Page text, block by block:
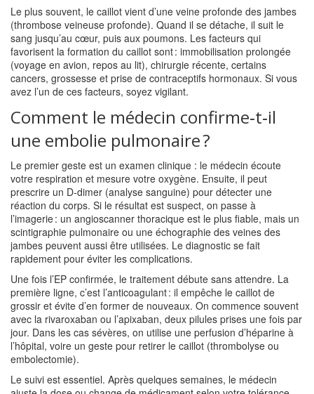
Le plus souvent, le caillot vient d’une veine profonde des jambes
(thrombose veineuse profonde). Quand il se détache, il suit le
sang jusqu’au cœur, puis aux poumons. Les facteurs qui
favorisent la formation du caillot sont : immobilisation prolongée
(voyage en avion, repos au lit), chirurgie récente, certains
cancers, grossesse et prise de contraceptifs hormonaux. Si vous
avez l’un de ces facteurs, soyez vigilant.
Comment le médecin confirme‑t‑il
une embolie pulmonaire ?
Le premier geste est un examen clinique : le médecin écoute
votre respiration et mesure votre oxygène. Ensuite, il peut
prescrire un D‑dimer (analyse sanguine) pour détecter une
réaction du corps. Si le résultat est suspect, on passe à
l’imagerie : un angioscanner thoracique est le plus fiable, mais un
scintigraphie pulmonaire ou une échographie des veines des
jambes peuvent aussi être utilisées. Le diagnostic se fait
rapidement pour éviter les complications.
Une fois l’EP confirmée, le traitement débute sans attendre. La
première ligne, c’est l’anticoagulant : il empêche le caillot de
grossir et évite d’en former de nouveaux. On commence souvent
avec la rivaroxaban ou l’apixaban, deux pilules prises une fois par
jour. Dans les cas sévères, on utilise une perfusion d’héparine à
l’hôpital, voire un geste pour retirer le caillot (thrombolyse ou
embolectomie).
Le suivi est essentiel. Après quelques semaines, le médecin